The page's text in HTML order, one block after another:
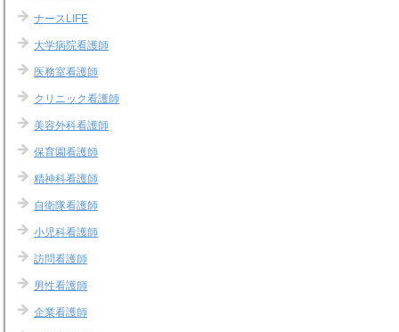
ナースLIFE
大学病院看護師
医務室看護師
クリニック看護師
美容外科看護師
保育園看護師
精神科看護師
自衛隊看護師
小児科看護師
訪問看護師
男性看護師
企業看護師